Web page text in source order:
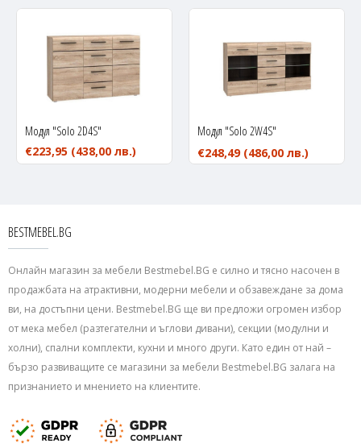
Модул "Solo 2D4S"
€223,95 (438,00 лв.)
Модул "Solo 2W4S"
€248,49 (486,00 лв.)
BESTMEBEL.BG
Онлайн магазин за мебели Bestmebel.BG е силно и тясно насочен в
продажбата на атрактивни, модерни мебели и обзавеждане за дома
ви, на достъпни цени. Bestmebel.BG ще ви предложи огромен избор
от мека мебел (разтегателни и ъглови дивани), секции (модулни и
холни), спални комплекти, кухни и много други. Като един от най –
бързо развиващите се магазини за мебели Bestmebel.BG залага на
признанието и мнението на клиентите.